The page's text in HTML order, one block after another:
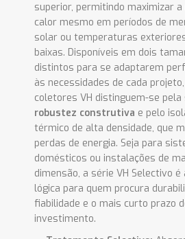
superior, permitindo maximizar
calor mesmo em períodos de
solar ou temperaturas
baixas. Disponíveis em dois
distintos para se adaptarem
às necessidades de cada
coletores VH distinguem-se pela
robustez construtiva e pelo
térmico de alta densidade, que
perdas de energia. Seja para
domésticos ou instalações de
dimensão, a série VH Selectivo é
lógica para quem procura
fiabilidade e o mais curto prazo
investimento.